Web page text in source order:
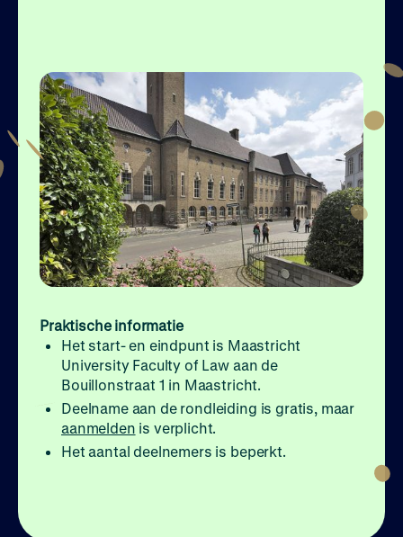
Praktische informatie
Het start- en eindpunt is Maastricht
University Faculty of Law aan de
Bouillonstraat 1 in Maastricht.
Deelname aan de rondleiding is gratis, maar
aanmelden is verplicht.
Het aantal deelnemers is beperkt.